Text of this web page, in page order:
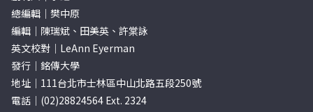
總編輯｜樊中原
編輯｜陳瑞斌、田美英、許棠詠
英文校對｜LeAnn Eyerman
發行｜銘傳大學
地址｜111台北市士林區中山北路五段250號
電話｜(02)28824564 Ext. 2324